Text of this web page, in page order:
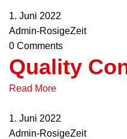
1. Juni 2022
Admin-RosigeZeit
0 Comments
Quality
Read More
1. Juni 2022
Admin-RosigeZeit